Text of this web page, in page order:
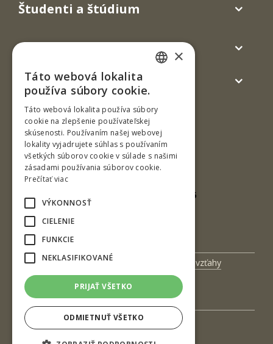
Borovianska cesta 2171/ 66
Študenti a štúdium
Absolventi
Verejnosť a médiá
Univerzitný magazín
Medzinárodné vzťahy
Veda a výskum
Zamestnanci
Kontakt
×
Táto webová lokalita
používa súbory cookie.
Táto webová lokalita používa súbory
cookie na zlepšenie používateľskej
skúsenosti. Používaním našej webovej
lokality vyjadrujete súhlas s používaním
všetkých súborov cookie v súlade s našimi
zásadami používania súborov cookie.
Prečítať viac
VÝKONNOSŤ
CIELENIE
FUNKCIE
NEKLASIFIKOVANÉ
PRIJAŤ VŠETKO
ODMIETNUŤ VŠETKO